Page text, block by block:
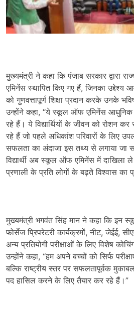
मुख्यमंत्री ने कहा कि पंजाब सरकार द्वारा
एमिनेंस स्थापित किए गए हैं, जिनका उद्देश्य
को गुणवत्तापूर्ण शिक्षा प्रदान करके उनके
उन्होंने कहा, “ये स्कूल ऑफ एमिनेंस आधुनिक
रहे हैं। ये विद्यार्थियों के जीवन को रोशन
रहे हैं जो पहले अधिकांश परिवारों के लिए
सफलता का अंदाजा इस तथ्य से लगाया जा
विद्यार्थी अब स्कूल ऑफ एमिनेंस में दाखिला
प्रणाली के प्रति लोगों के बढ़ते विश्वास का
मुख्यमंत्री भगवंत सिंह मान ने कहा कि इन
फोर्सेज प्रिपरेटरी कार्यक्रमों, नीट, जेईई,
अन्य प्रतियोगी परीक्षाओं के लिए विशेष
उन्होंने कहा, “हम अपने बच्चों को सिर्फ
बल्कि राष्ट्रीय स्तर पर सफलतापूर्वक
पद हासिल करने के लिए तैयार कर रहे हैं।”